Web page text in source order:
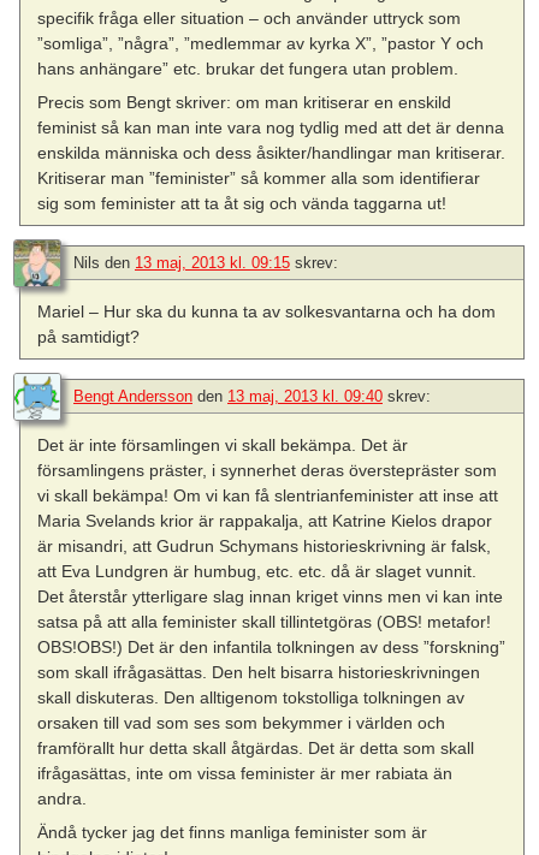
specifik fråga eller situation – och använder uttryck som
”somliga”, ”några”, ”medlemmar av kyrka X”, ”pastor Y och
hans anhängare” etc. brukar det fungera utan problem.
Precis som Bengt skriver: om man kritiserar en enskild
feminist så kan man inte vara nog tydlig med att det är denna
enskilda människa och dess åsikter/handlingar man kritiserar.
Kritiserar man ”feminister” så kommer alla som identifierar
sig som feminister att ta åt sig och vända taggarna ut!
Nils den 13 maj, 2013 kl. 09:15 skrev:
Mariel – Hur ska du kunna ta av solkesvantarna och ha dom
på samtidigt?
Bengt Andersson den 13 maj, 2013 kl. 09:40 skrev:
Det är inte församlingen vi skall bekämpa. Det är
församlingens präster, i synnerhet deras överstepräster som
vi skall bekämpa! Om vi kan få slentrianfeminister att inse att
Maria Svelands krior är rappakalja, att Katrine Kielos drapor
är misandri, att Gudrun Schymans historieskrivning är falsk,
att Eva Lundgren är humbug, etc. etc. då är slaget vunnit.
Det återstår ytterligare slag innan kriget vinns men vi kan inte
satsa på att alla feminister skall tillintetgöras (OBS! metafor!
OBS!OBS!) Det är den infantila tolkningen av dess ”forskning”
som skall ifrågasättas. Den helt bisarra historieskrivningen
skall diskuteras. Den alltigenom tokstolliga tolkningen av
orsaken till vad som ses som bekymmer i världen och
framförallt hur detta skall åtgärdas. Det är detta som skall
ifrågasättas, inte om vissa feminister är mer rabiata än
andra.
Ändå tycker jag det finns manliga feminister som är